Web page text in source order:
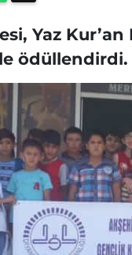
Yaz
ödüllendirdi.